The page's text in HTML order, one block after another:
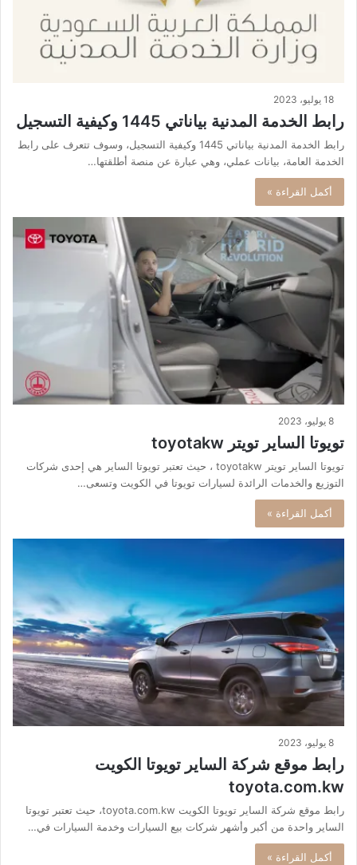
18 يوليو، 2023
رابط الخدمة المدنية بياناتي 1445 وكيفية التسجيل
رابط الخدمة المدنية بياناتي 1445 وكيفية التسجيل، وسوف تتعرف على رابط
الخدمة العامة، بيانات عملي، وهي عبارة عن منصة أطلقتها…
أكمل القراءة »
8 يوليو، 2023
تويوتا الساير تويتر toyotakw
تويوتا الساير تويتر toyotakw ، حيث تعتبر تويوتا الساير هي إحدى شركات
التوزيع والخدمات الرائدة لسيارات تويوتا في الكويت وتسعى…
أكمل القراءة »
8 يوليو، 2023
رابط موقع شركة الساير تويوتا الكويت
toyota.com.kw
رابط موقع شركة الساير تويوتا الكويت toyota.com.kw، حيث تعتبر تويوتا
الساير واحدة من أكبر وأشهر شركات بيع السيارات وخدمة السيارات في…
أكمل القراءة »